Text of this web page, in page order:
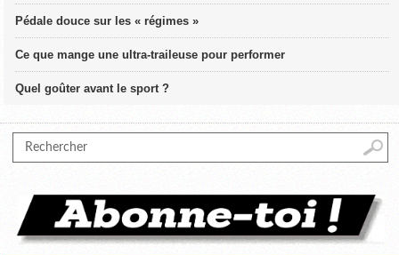
Pédale douce sur les « régimes »
Ce que mange une ultra-traileuse pour performer
Quel goûter avant le sport ?